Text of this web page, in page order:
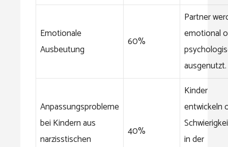
Emotionale
Ausbeutung
60%
Partner
emotional
ausgenutzt.
Anpassungsprobleme
bei Kindern aus
narzisstischen
40%
Kinder
entwickeln
in der